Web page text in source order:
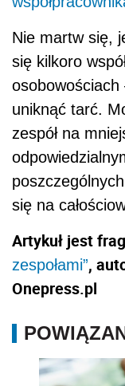
Nie martw się,
się kilkoro
uniknąć tarć.
zespół na
się na
Artykuł jest
zespołami”,
Onepress.pl